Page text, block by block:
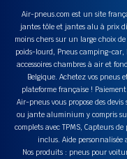
Air-pneus.com est un site
jantes tôle et jantes alu à prix
moins chers sur un large choix
poids-lourd, Pneus camping-car,
accessoires chambres à air et
Belgique. Achetez vos pneus
plateforme française !
Air-pneus vous propose des
ou jante aluminium y compris
complets avec TPMS, Capteurs
inclus. Aide personnalisée
Nos produits : pneus pour